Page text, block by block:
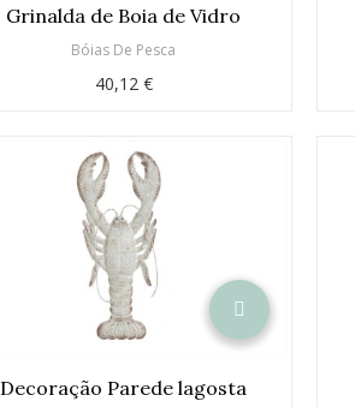
Grinalda de Boia de Vidro
Bóias De Pesca
40,12 €
Decoração Parede lagosta